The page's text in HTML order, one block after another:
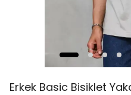
Erkek Basic Bisiklet